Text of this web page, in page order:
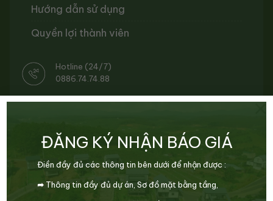
ĐĂNG KÝ NHẬN BÁO GIÁ
Điền đầy đủ các thông tin bên dưới để nhận được :
➦ Thông tin đầy đủ dự án, Sơ đồ mặt bằng tầng,
×
Hướng dẫn sử dụng
Quyền lợi thành viên
Hotline (24/7)
0886.74.74.88
Chăm sóc khách hàng
KẾT NỐI